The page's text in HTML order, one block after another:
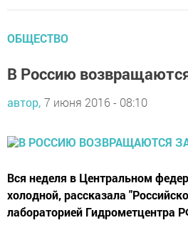
ОБЩЕСТВО
В Россию
автор, 7 июня 2016 - 08:10
Вся неделя в Центральном
холодной, рассказала
лабораторией